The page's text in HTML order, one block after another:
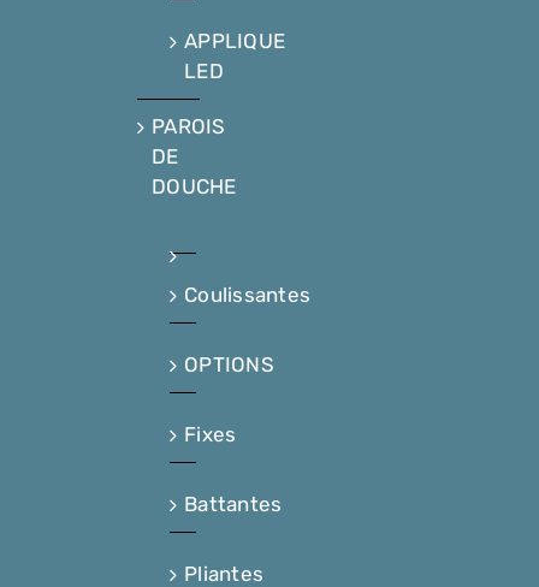
APPLIQUE
LED
PAROIS
DE
DOUCHE
Coulissantes
OPTIONS
Fixes
Battantes
Pliantes